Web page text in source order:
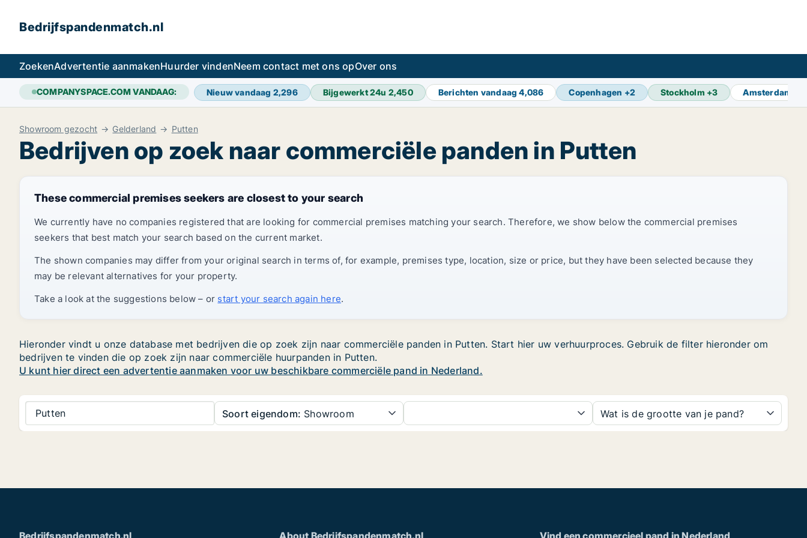
Bedrijfspandenmatch.nl
ZoekenAdvertentie aanmakenHuurder vindenNeem contact met ons opOver ons
COMPANYSPACE.COM VANDAAG: Nieuw vandaag 2,296 Bijgewerkt 24u 2,450 Berichten vandaag4,086 Copenhagen +2 Stockholm +3 Amsterdam
Showroom gezocht Gelderland Putten
Bedrijven op zoek naar commerciële panden in Putten
These commercial premises seekers are closest to your search
We currently have no companies registered that are looking for commercial premises matching your search. Therefore, we show below the commercial premises
seekers that best match your search based on the current market.
The shown companies may differ from your original search in terms of, for example, premises type, location, size or price, but they have been selected because they
may be relevant alternatives for your property.
Take a look at the suggestions below – or start your search again here.
Hieronder vindt u onze database met bedrijven die op zoek zijn naar commerciële panden in Putten. Start hier uw verhuurproces. Gebruik de filter hieronder om
bedrijven te vinden die op zoek zijn naar commerciële huurpanden in Putten.
U kunt hier direct een advertentie aanmaken voor uw beschikbare commerciële pand in Nederland.
Putten Soort eigendom: Showroom Wat is de grootte van je pand?
Bedrijfspandenmatch.nl About Bedrijfspandenmatch.nl Vind een commercieel pand in Nederland